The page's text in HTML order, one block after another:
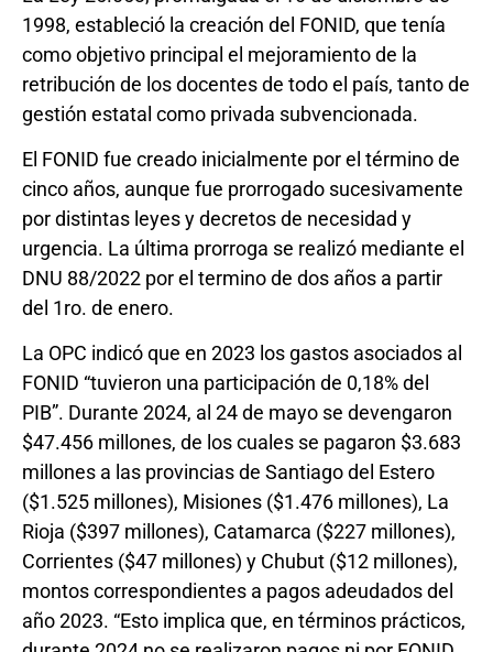
1998, estableció la creación del FONID, que tenía
como objetivo principal el mejoramiento de la
retribución de los docentes de todo el país, tanto de
gestión estatal como privada subvencionada.
El FONID fue creado inicialmente por el término de
cinco años, aunque fue prorrogado sucesivamente
por distintas leyes y decretos de necesidad y
urgencia. La última prorroga se realizó mediante el
DNU 88/2022 por el termino de dos años a partir
del 1ro. de enero.
La OPC indicó que en 2023 los gastos asociados al
FONID “tuvieron una participación de 0,18% del
PIB”. Durante 2024, al 24 de mayo se devengaron
$47.456 millones, de los cuales se pagaron $3.683
millones a las provincias de Santiago del Estero
($1.525 millones), Misiones ($1.476 millones), La
Rioja ($397 millones), Catamarca ($227 millones),
Corrientes ($47 millones) y Chubut ($12 millones),
montos correspondientes a pagos adeudados del
año 2023. “Esto implica que, en términos prácticos,